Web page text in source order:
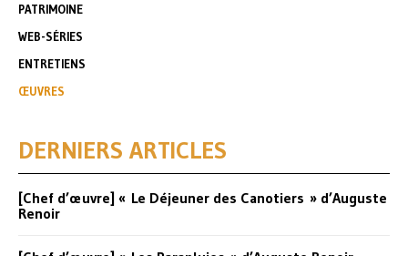
PATRIMOINE
WEB-SÉRIES
ENTRETIENS
ŒUVRES
DERNIERS ARTICLES
[Chef d’œuvre] « Le Déjeuner des Canotiers » d’Auguste
Renoir